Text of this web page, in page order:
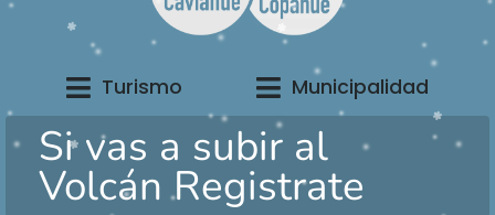
Turismo Municipalidad
Si vas a subir al
Volcán Registrate